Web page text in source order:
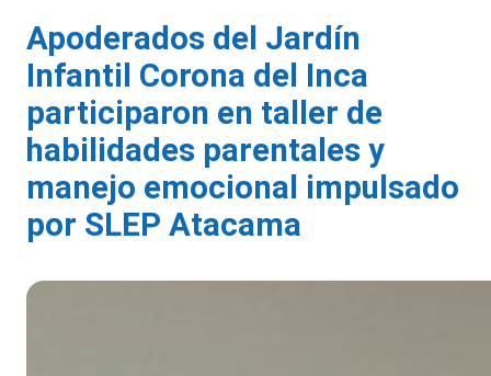
Apoderados del Jardín
Infantil Corona del Inca
participaron en taller de
habilidades parentales y
manejo emocional impulsado
por SLEP Atacama